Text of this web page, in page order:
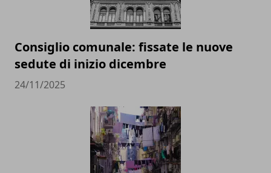
Consiglio comunale: fissate le nuove
sedute di inizio dicembre
24/11/2025